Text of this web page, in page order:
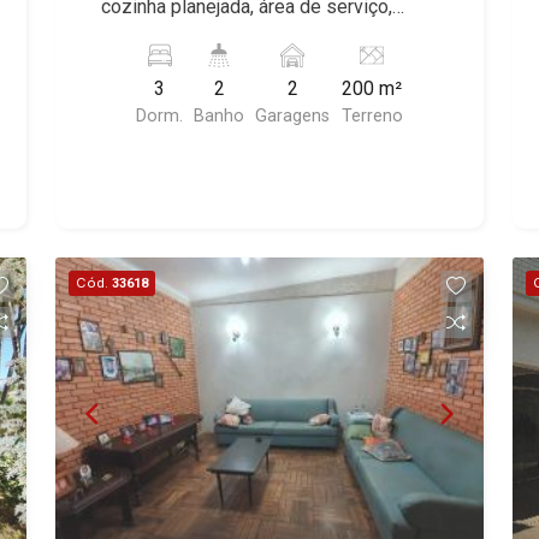
cozinha planejada, área de serviço,
quintal, corredor lateral, 2 vagas,
excelente localização, próximo à Av. Dr.
Francisco Junqueira.
3
Dorm.
2
Banho
2
Garagens
200 m²
Terreno
Cód. 33618